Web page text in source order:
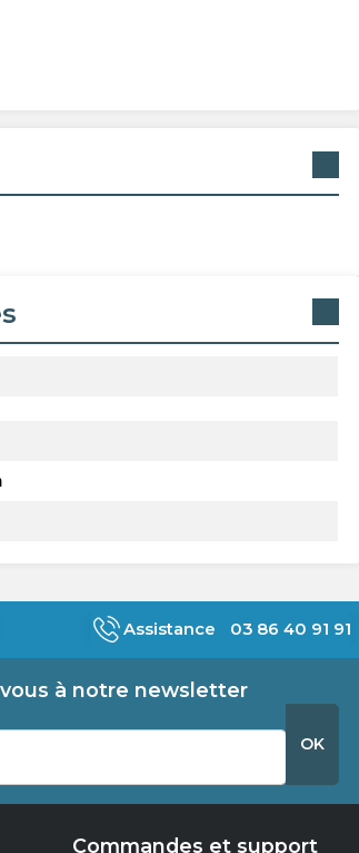
Assistance 03 86 40 91 91
à notre newsletter
OK
Commandes et support